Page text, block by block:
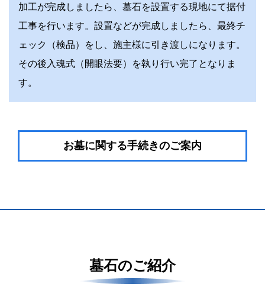
加工が完成しましたら、墓石を設置する現地にて据付
工事を行います。設置などが完成しましたら、最終チ
ェック（検品）をし、施主様に引き渡しになります。
その後入魂式（開眼法要）を執り行い完了となりま
す。
お墓に関する手続きのご案内
墓石のご紹介